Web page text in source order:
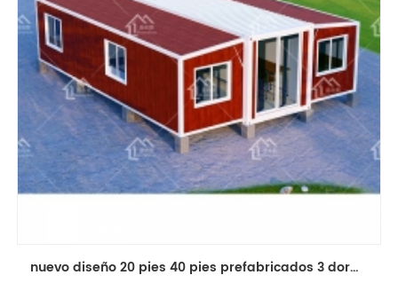
nuevo diseño 20 pies 40 pies prefabricados 3 dormitorios pequeña casa contenedor expandible